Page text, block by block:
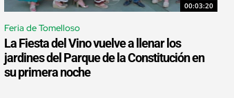
00:03:20
Feria de Tomelloso
La Fiesta del Vino vuelve a llenar los
jardines del Parque de la Constitución en
su primera noche